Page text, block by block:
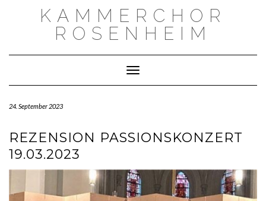
KAMMERCHOR
ROSENHEIM
Toggle Navigation
24. September 2023
REZENSION PASSIONSKONZERT
19.03.2023